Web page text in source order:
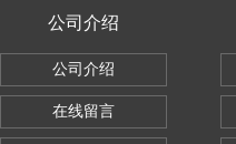
公司介绍
公司介绍
在线留言